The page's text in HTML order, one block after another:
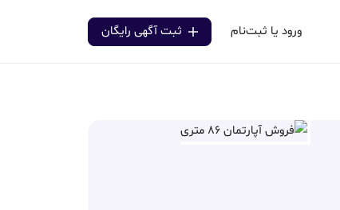
ورود یا ثبت‌نام ثبت آگهی رایگان